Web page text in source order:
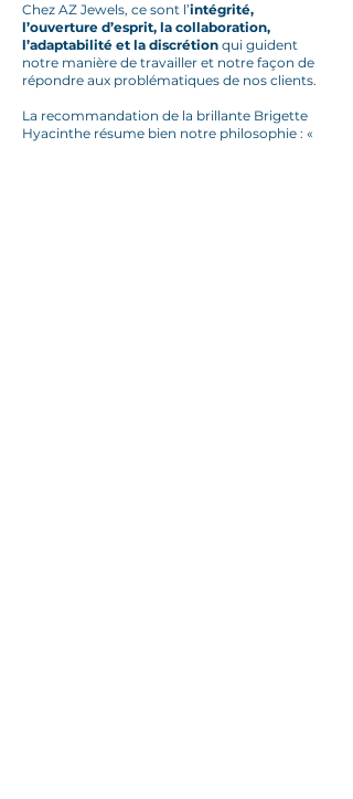
Chez AZ Jewels, ce sont l’intégrité,
l’ouverture d’esprit, la collaboration,
l’adaptabilité et la discrétion qui guident
notre manière de travailler et notre façon de
répondre aux problématiques de nos clients.
La recommandation de la brillante Brigette
Hyacinthe résume bien notre philosophie : «